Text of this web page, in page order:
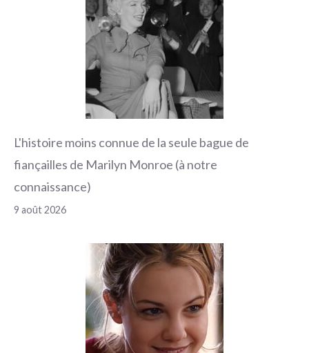
L'histoire moins connue de la seule bague de
fiançailles de Marilyn Monroe (à notre
connaissance)
9 août 2026